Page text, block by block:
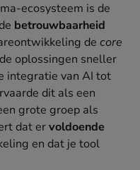
ecosysteem is de
betrouwbaarheid
de core
oplossingen sneller
integratie van AI tot
dit als een
grote groep als
dat ervoldoende
en dat je tool